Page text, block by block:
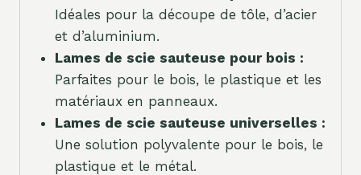
Idéales pour la découpe de tôle, d’acier
et d’aluminium.
Lames de scie sauteuse pour bois :
Parfaites pour le bois, le plastique et les
matériaux en panneaux.
Lames de scie sauteuse universelles :
Une solution polyvalente pour le bois, le
plastique et le métal.